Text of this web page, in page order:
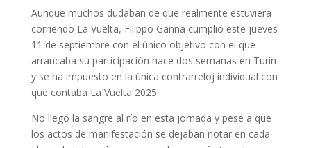
Aunque muchos dudaban de que realmente estuviera
corriendo La Vuelta, Filippo Ganna cumplió este jueves
11 de septiembre con el único objetivo con el que
arrancaba su participación hace dos semanas en Turín
y se ha impuesto en la única contrarreloj individual con
que contaba La Vuelta 2025.
No llegó la sangre al río en esta jornada y pese a que
los actos de manifestación se dejaban notar en cada